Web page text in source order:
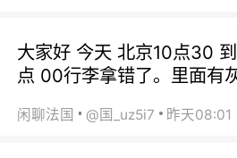
大家好 今天 北京10点30
点 00行李拿错了。里面有
闲聊法国 @国_uz5i7 昨天08:01